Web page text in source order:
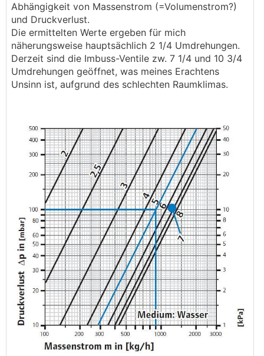
Abhängigkeit von Massenstrom (=Volumenstrom?)
und Druckverlust.
Die ermittelten Werte ergeben für mich
näherungsweise hauptsächlich 2 1/4 Umdrehungen.
Derzeit sind die Imbuss-Ventile zw. 7 1/4 und 10 3/4
Umdrehungen geöffnet, was meines Erachtens
Unsinn ist, aufgrund des schlechten Raumklimas.